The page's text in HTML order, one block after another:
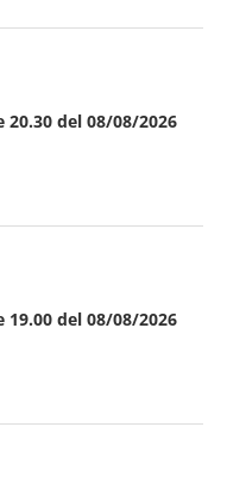
20.30 del 08/08/2026
19.00 del 08/08/2026